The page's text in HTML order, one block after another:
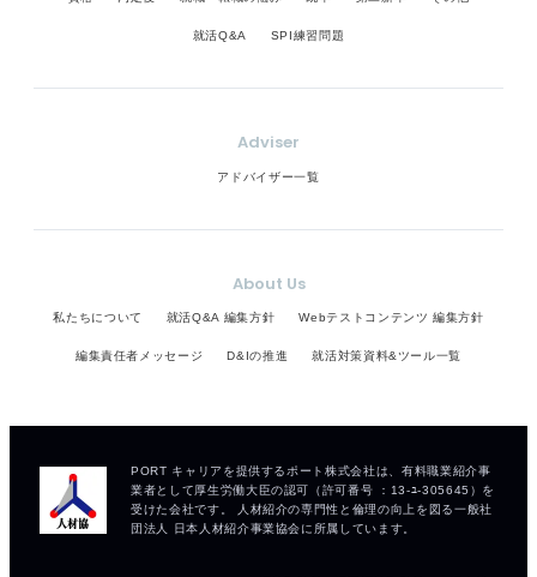
就活Q&A SPI練習問題
Adviser
アドバイザー一覧
About Us
私たちについて 就活Q&A 編集方針 Webテストコンテンツ 編集方針
編集責任者メッセージ D&Iの推進 就活対策資料&ツール一覧